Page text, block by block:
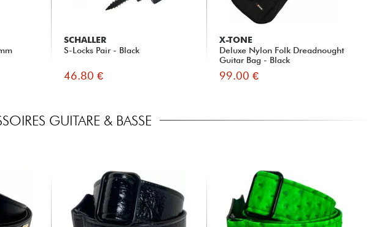
SCHALLER
S-Locks Pair - Black
46.80 €
X-TONE
Deluxe Nylon Folk Dreadnought
Guitar Bag - Black
99.00 €
GUITARE & BASSE